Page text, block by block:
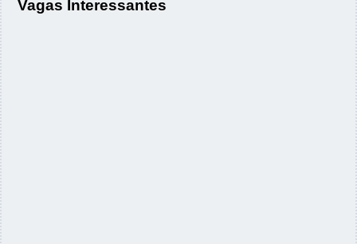
Vagas Interessantes